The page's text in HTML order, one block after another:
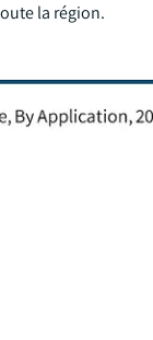
la région.